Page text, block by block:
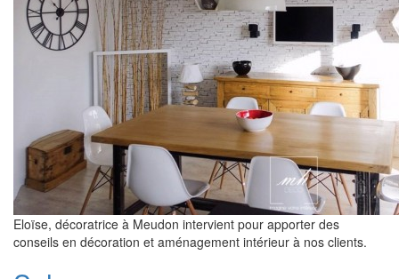
Eloïse, décoratrice à Meudon intervient pour apporter des
conseils en décoration et aménagement intérieur à nos clients.